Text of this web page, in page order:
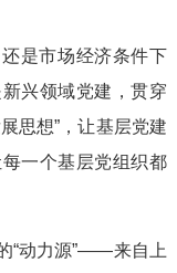
是市场经济条件下
兴领域党建，贯穿
思想”，让基层党建
一个基层党组织都
“动力源”——来自上